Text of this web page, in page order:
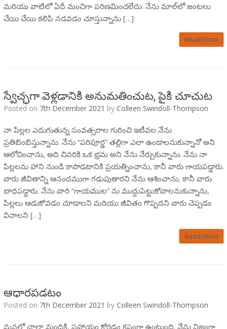
మరియు వాటిలో ఏదీ మంచిగా పరిణమించలేదు. నేను మాల్‌లో జంటలు
చేయి చేయి కలిపి నడవడం చూస్తున్నాను […]
Read More
స్వేచ్ఛగా వెళ్లడానికి అనుమతించుట, పైకి చూచుట
Posted on 7th December 2021 by Colleen Swindoll-Thompson
నా పిల్లల ఎదుగుతున్న సంవత్సరాల గురించి ఇటీవల నేను
ప్రతిబింబిస్తున్నాను. నేను “పరిపూర్ణ” తల్లిగా ఎలా ఉండాలనుకున్నానో అని
ఆలోచించాను, అది చివరికి ఒక భ్రమ అని నేను నేర్చుకున్నాను. నేను నా
పిల్లలను హాని నుండి కాపాడటానికి ప్రయత్నించాను, కానీ వారు గాయపడ్డారు.
వారు జీవితాన్ని ఆనందముగా గడుపుతారని నేను ఆశించాను, కానీ వారు
బాధపడ్డారు. నేను వారి “గాయముల” ను ముద్దుపెట్టుకోవాలనుకున్నాను,
పిల్లలు ఆడుకోవడం చూడాలని మరియు జీవితం గొప్పదని వారు చెప్పడం
వినాలని […]
Read More
ఆధారపడటం
Posted on 7th December 2021 by Colleen Swindoll-Thompson
మనలో చాలా మందికి, సహాయం కోరడం కష్టంగా ఉంటుంది. నేను నిజంగా